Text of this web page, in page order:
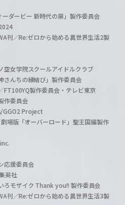
ダービー 新時代の扉」製作委員会
刊／Re:ゼロから始める異世界生活2製
女学院スクールアイドルクラブ
んちの縁結び」製作委員会
製作委員会・テレビ東京
作委員会
GGO2 Project
場版「オーバーロード」聖王国編製作
応援委員会
英社
ろモザイク Thank you!! 製作委員会
刊／Re:ゼロから始める異世界生活3製